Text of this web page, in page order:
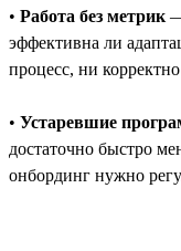
• Работа без метрик
эффективна ли
процесс, ни
• Устаревшие
достаточно быстро
онбординг нужно